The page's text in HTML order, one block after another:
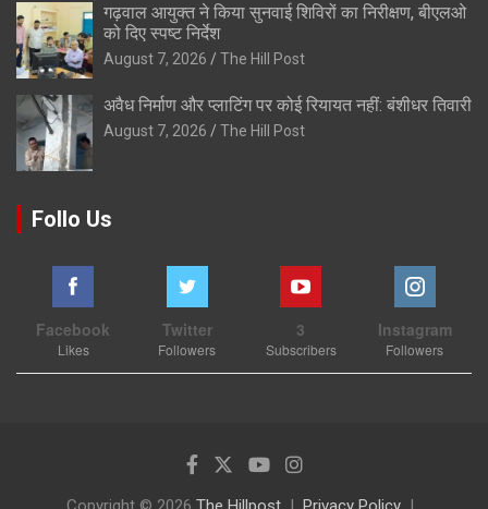
गढ़वाल आयुक्त ने किया सुनवाई शिविरों का निरीक्षण, बीएलओ
को दिए स्पष्ट निर्देश
August 7, 2026 The Hill Post
अवैध निर्माण और प्लाटिंग पर कोई रियायत नहीं: बंशीधर तिवारी
August 7, 2026 The Hill Post
Follo Us
Facebook
Likes
Twitter
Followers
3
Subscribers
Instagram
Followers